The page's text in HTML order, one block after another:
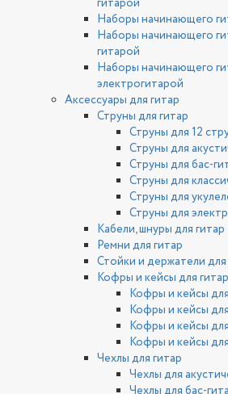
гитарой
Наборы начинающего
Наборы начинающего
гитарой
Наборы начинающего
электрогитарой
Аксессуары для гитар
Струны для гитар
Струны для 12
Струны для
Струны для бас-
Струны для
Струны для
Струны для
Кабели, шнуры для гитар
Ремни для гитар
Стойки и держатели для
Кофры и кейсы для гитар
Кофры и кейсы
Кофры и кейсы
Кофры и кейсы
Кофры и кейсы
Чехлы для гитар
Чехлы для
Чехлы для бас-